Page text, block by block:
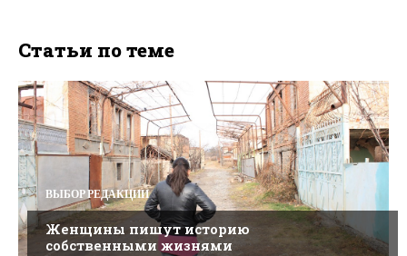
Статьи по теме
ВЫБОР РЕДАКЦИИ
Женщины пишут историю
собственными жизнями